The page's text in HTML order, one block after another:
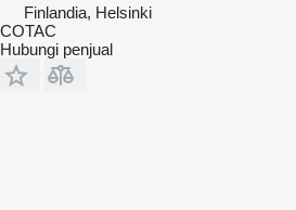
Finlandia, Helsinki
COTAC
Hubungi penjual